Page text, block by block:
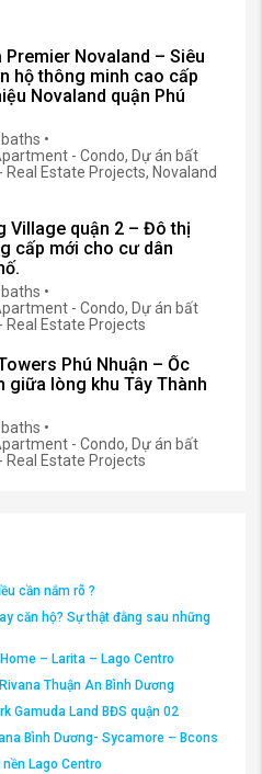
Premier Novaland – Siêu
hộ thông minh cao cấp
Novaland quận Phú
•
- Condo, Dự án bất
Real Estate Projects, Novaland
Village quận 2 – Đô thị
cấp mới cho cư dân
•
- Condo, Dự án bất
Real Estate Projects
Phú Nhuận – Ốc
giữa lòng khu Tây Thành
•
- Condo, Dự án bất
Real Estate Projects
cần nắm rõ ?
căn hộ? Sự thật đằng sau những
– Larita – Lago Centro
Thuận An Bình Dương
Gamuda Land BĐS quận 02
Bình Dương- Sycamore – Bcons
Lago Centro